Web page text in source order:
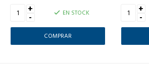
+
- EN STOCK
+
-